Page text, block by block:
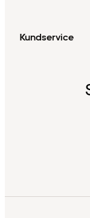
Kundservice